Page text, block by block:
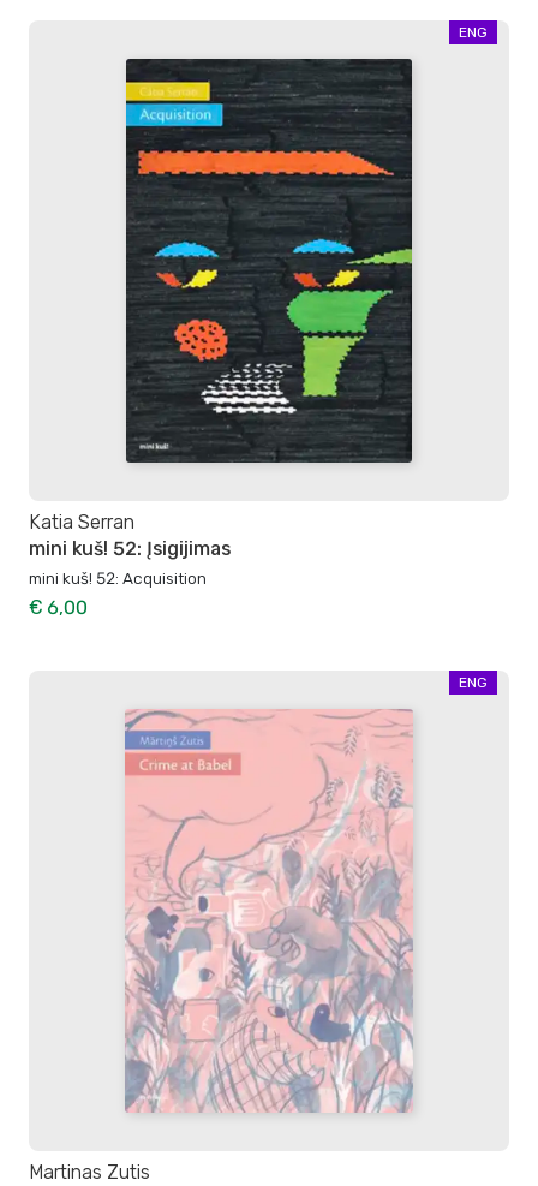
ENG
Katia Serran
mini kuš! 52: Įsigijimas
mini kuš! 52: Acquisition
€ 6,00
ENG
Martinas Zutis